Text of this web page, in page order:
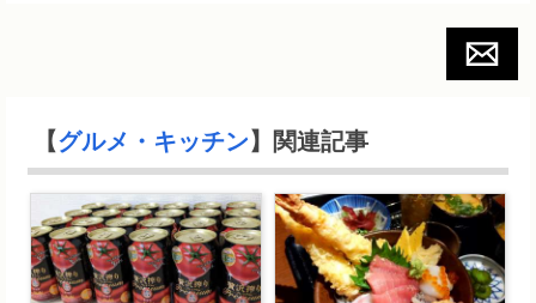
【グルメ・キッチン】関連記事